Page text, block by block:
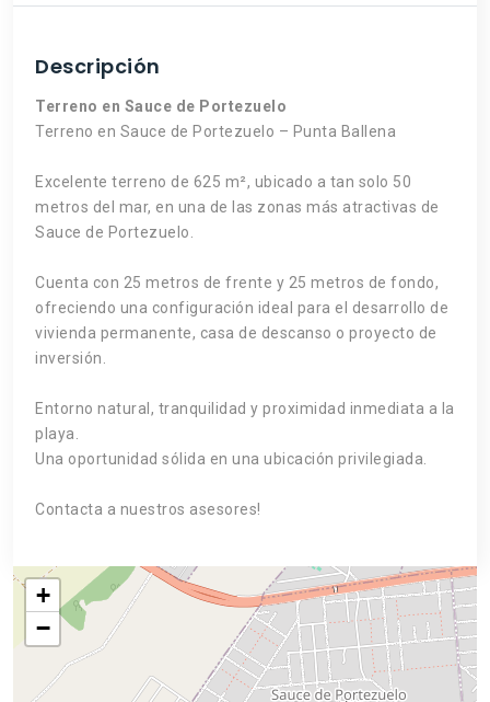
Descripción
Terreno en Sauce de Portezuelo
Terreno en Sauce de Portezuelo – Punta Ballena
Excelente terreno de 625 m², ubicado a tan solo 50
metros del mar, en una de las zonas más atractivas de
Sauce de Portezuelo.
Cuenta con 25 metros de frente y 25 metros de fondo,
ofreciendo una configuración ideal para el desarrollo de
vivienda permanente, casa de descanso o proyecto de
inversión.
Entorno natural, tranquilidad y proximidad inmediata a la
playa.
Una oportunidad sólida en una ubicación privilegiada.
Contacta a nuestros asesores!
+
−